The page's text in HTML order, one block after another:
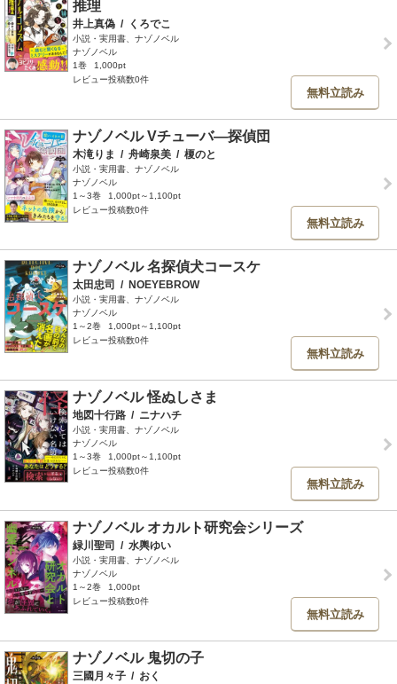
推理
井上真偽 / くろでこ
小説・実用書、ナゾノベル
ナゾノベル
1巻
1,000pt
レビュー投稿数0件
無料立読み
ナゾノベル Vチューバ―探偵団
木滝りま / 舟崎泉美 / 榎のと
小説・実用書、ナゾノベル
ナゾノベル
1～3巻
1,000pt～1,100pt
レビュー投稿数0件
無料立読み
ナゾノベル 名探偵犬コースケ
太田忠司 / NOEYEBROW
小説・実用書、ナゾノベル
ナゾノベル
1～2巻
1,000pt～1,100pt
レビュー投稿数0件
無料立読み
ナゾノベル 怪ぬしさま
地図十行路 / ニナハチ
小説・実用書、ナゾノベル
ナゾノベル
1～3巻
1,000pt～1,100pt
レビュー投稿数0件
無料立読み
ナゾノベル オカルト研究会シリーズ
緑川聖司 / 水輿ゆい
小説・実用書、ナゾノベル
ナゾノベル
1～2巻
1,000pt
レビュー投稿数0件
無料立読み
ナゾノベル 鬼切の子
三國月々子 / おく